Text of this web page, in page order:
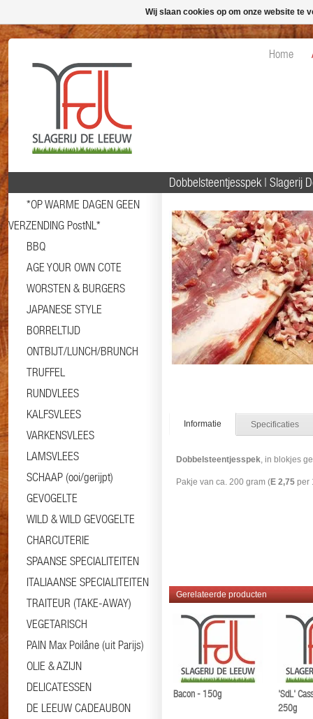
Home
*OP WARME DAGEN GEEN
VERZENDING PostNL*
BBQ
AGE YOUR OWN COTE
WORSTEN & BURGERS
JAPANESE STYLE
BORRELTIJD
ONTBIJT/LUNCH/BRUNCH
TRUFFEL
RUNDVLEES
KALFSVLEES
VARKENSVLEES
LAMSVLEES
SCHAAP (ooi/gerijpt)
GEVOGELTE
WILD & WILD GEVOGELTE
CHARCUTERIE
SPAANSE SPECIALITEITEN
ITALIAANSE SPECIALITEITEN
TRAITEUR (TAKE-AWAY)
VEGETARISCH
PAIN Max Poilâne (uit Parijs)
OLIE & AZIJN
DELICATESSEN
DE LEEUW CADEAUBON
Dobbelsteentjesspek | Slagerij
Informatie Specificaties
Dobbelsteentjesspek, in blokjes
Pakje van ca. 200 gram (E 2,75 per
Gerelateerde producten
Bacon - 150g
'SdL'
250g
Wij slaan cookies op om onze website te